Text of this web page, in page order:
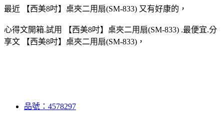
最近 【西美8吋】桌夾二用扇(SM-833) 又有好康的，
心得文開箱.試用 【西美8吋】桌夾二用扇(SM-833) .最便宜.分
享文 【西美8吋】桌夾二用扇(SM-833)，
品號：4578297